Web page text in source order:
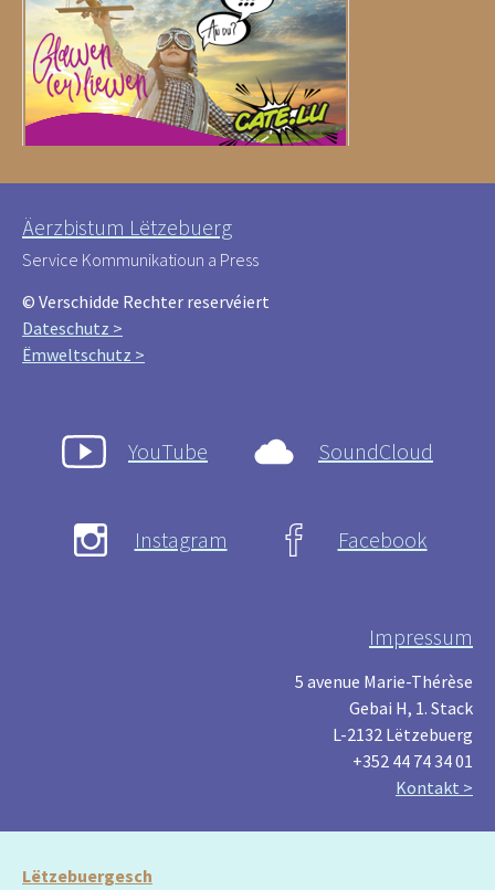
Äerzbistum Lëtzebuerg
Service Kommunikatioun a Press
© Verschidde Rechter reservéiert
Dateschutz >
Ëmweltschutz >
YouTube SoundCloud
Instagram Facebook
Impressum
5 avenue Marie-Thérèse
Gebai H, 1. Stack
L-2132 Lëtzebuerg
+352 44 74 34 01
Kontakt >
Lëtzebuergesch